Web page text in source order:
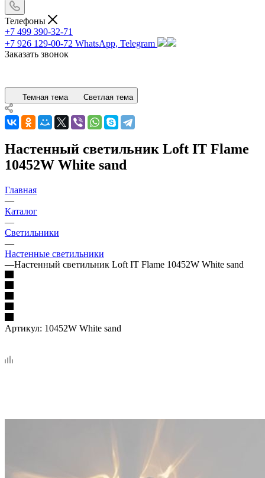
Телефоны
+7 499 390-32-71
+7 926 129-00-72 WhatsApp, Telegram
Заказать звонок
Темная тема Светлая тема
Настенный светильник Loft IT Flame
10452W White sand
Главная
—
Каталог
—
Светильники
—
Настенные светильники
—Настенный светильник Loft IT Flame 10452W White sand
Артикул: 10452W White sand